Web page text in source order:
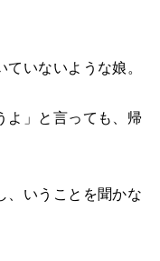
ていないような娘。
よ」と言っても、帰
、いうことを聞かな